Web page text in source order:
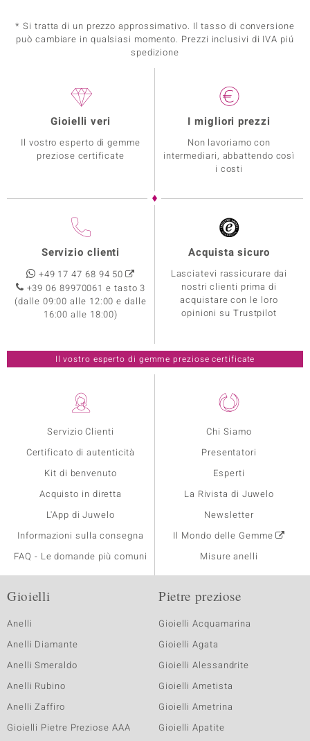
* Si tratta di un prezzo approssimativo. Il tasso di conversione
può cambiare in qualsiasi momento. Prezzi inclusivi di IVA piú
spedizione
Servizio Clienti
Certificato di autenticità
Kit di benvenuto
Acquisto in diretta
L'App di Juwelo
Informazioni sulla consegna
FAQ - Le domande più comuni
Chi Siamo
Presentatori
Esperti
La Rivista di Juwelo
Newsletter
Il Mondo delle Gemme
Misure anelli
Gioielli veri
Il vostro esperto di gemme
preziose certificate
I migliori prezzi
Non lavoriamo con
intermediari, abbattendo così
i costi
Servizio clienti
+49 17 47 68 94 50
+39 06 89970061 e tasto 3
(dalle 09:00 alle 12:00 e dalle
16:00 alle 18:00)
Acquista sicuro
Lasciatevi rassicurare dai
nostri clienti prima di
acquistare con le loro
opinioni su Trustpilot
Il vostro esperto di gemme preziose certificate
Gioielli
Anelli
Anelli Diamante
Anelli Smeraldo
Anelli Rubino
Anelli Zaffiro
Gioielli Pietre Preziose AAA
Pietre preziose
Gioielli Acquamarina
Gioielli Agata
Gioielli Alessandrite
Gioielli Ametista
Gioielli Ametrina
Gioielli Apatite